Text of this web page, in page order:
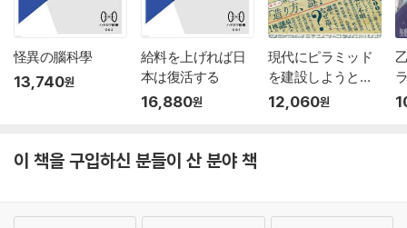
怪異の腦科學
13,740원
給料を上げれば日
本は復活する
16,880원
現代にピラミッド
を建設しようとし
たら,超
12,060원
6
이 책을 구입하신 분들이 산 분야 책